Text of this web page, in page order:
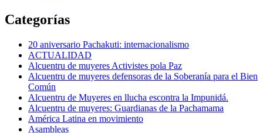
Categorías
20 aniversario Pachakuti: internacionalismo
ACTUALIDAD
Alcuentru de muyeres Activistes pola Paz
Alcuentru de muyeres defensoras de la Soberanía para el Bien
Común
Alcuentru de Muyeres en llucha escontra la Impunidá.
Alcuentru de muyeres: Guardianas de la Pachamama
América Latina en movimiento
Asambleas